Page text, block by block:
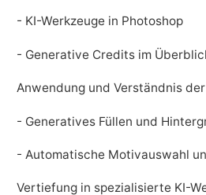
- KI-Werkzeuge in Photoshop
- Generative Credits im
Anwendung und Verständnis
- Generatives Füllen und
- Automatische Motivauswahl
Vertiefung in spezialisierte KI-